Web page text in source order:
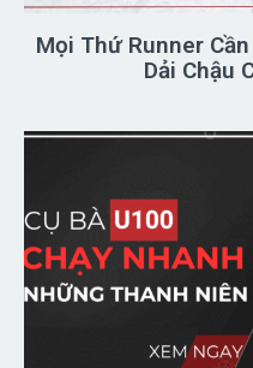
Mọi Thứ Runner
Dải Chậu